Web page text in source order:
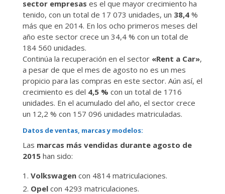
sector empresas es el que mayor crecimiento ha
tenido, con un total de 17 073 unidades, un 38,4 %
más que en 2014. En los ocho primeros meses del
año este sector crece un 34,4 % con un total de
184 560 unidades.
Continúa la recuperación en el sector «Rent a Car»,
a pesar de que el mes de agosto no es un mes
propicio para las compras en este sector. Aún así, el
crecimiento es del 4,5 % con un total de 1716
unidades. En el acumulado del año, el sector crece
un 12,2 % con 157 096 unidades matriculadas.
Datos de ventas, marcas y modelos:
Las marcas más vendidas durante agosto de
2015han sido:
Volkswagen con 4814 matriculaciones.
Opel con 4293 matriculaciones.